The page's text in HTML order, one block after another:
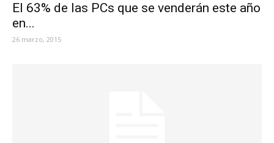
El 63% de las PCs que se venderán este año
en...
26 marzo, 2015